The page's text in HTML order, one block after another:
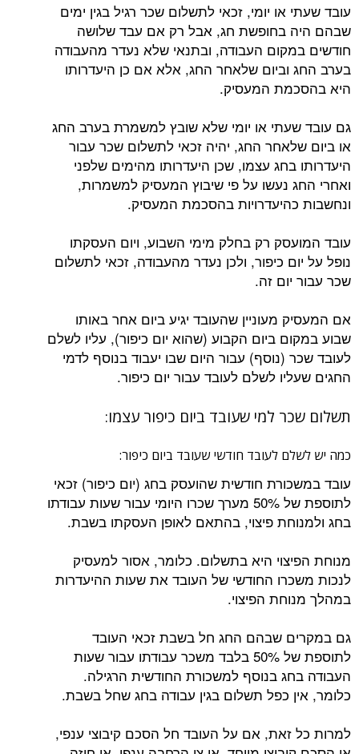
עובד שעתי או יומי, זכאי לתשלום שכר רגיל בגין ימים
שבהם היה בחופשת חג, אבל רק אם עבד שלושה
חודשים במקום העבודה, ובתנאי שלא נעדר מהעבודה
בערב החג וביום שלאחר החג, אלא אם כן היעדרותו
היא בהסכמת המעסיק.
גם עובד שעתי או יומי שלא שובץ למשמרת בערב החג
או ביום שלאחר החג, יהיה זכאי לתשלום שכר עבור
היעדרותו בחג עצמו, שכן היעדרותו מהימים שלפני
ואחרי החג נעשו על פי שיבוץ המעסיק למשמרות,
ונחשבות כהיעדרויות בהסכמת המעסיק.
עובד המועסק רק בחלק מימי השבוע, ויום העסקתו
נופל על יום כיפור, ולכן נעדר מהעבודה, זכאי לתשלום
שכר עבור יום זה.
אם המעסיק מעוניין שהעובד יגיע ביום אחר באותו
שבוע במקום ביום הקבוע (שהוא יום כיפור), עליו לשלם
לעובד שכר (נוסף) עבור היום שבו יעבוד בנוסף לדמי
החגים שעליו לשלם לעובד עבור יום כיפור.
תשלום שכר למי שעובד ביום כיפור עצמו:
כמה יש לשלם לעובד חודשי שעובד ביום כיפור:
עובד במשכורת חודשית שהועסק בחג (יום כיפור) זכאי
לתוספת של 50% מערך שכרו היומי עבור שעות עבודתו
בחג ולמנוחת פיצוי, בהתאם לאופן העסקתו בשבת.
מנוחת הפיצוי היא בתשלום. כלומר, אסור למעסיק
לנכות משכרו החודשי של העובד את שעות ההיעדרות
במהלך מנוחת הפיצוי.
גם במקרים שבהם החג חל בשבת זכאי העובד
לתוספת של 50% בלבד משכר עבודתו עבור שעות
העבודה בחג בנוסף למשכורת החודשית הרגילה.
כלומר, אין כפל תשלום בגין עבודה בחג שחל בשבת.
למרות כל זאת, אם על העובד חל הסכם קיבוצי ענפי,